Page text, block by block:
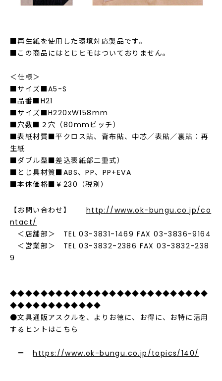
■再生紙を使用した環境対応製品です。
■この商品にはとじヒモはついておりません。
＜仕様＞
■サイズ■A5-S
■品番■H21
■サイズ■H220xW158mm
■穴数■２穴（80mmピッチ）
■表紙材質■平クロス貼、背布貼、中芯／表貼／裏貼：再
生紙
■ダブル型■差込表紙部二重式）
■とじ具材質■ABS、PP、PP+EVA
■本体価格■￥230（税別）
【お問い合わせ】 http://www.ok-bungu.co.jp/co
ntact/
＜店舗部＞ TEL 03-3831-1469 FAX 03-3836-9164
＜営業部＞ TEL 03-3832-2386 FAX 03-3832-238
9
◆◆◆◆◆◆◆◆◆◆◆◆◆◆◆◆◆◆◆◆◆◆◆◆◆◆
◆◆◆◆◆◆◆◆◆◆◆◆
●文具通販アスクルを、よりお徳に、お得に、お特に活用
するヒントはこちら
＝https://www.ok-bungu.co.jp/topics/140/